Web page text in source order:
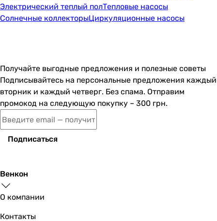
Электрический теплый полТепловые насосы
Солнечные коллекторыЦиркуляционные насосы
Получайте выгодные предложения и полезные советы
Подписывайтесь на персональные предложения каждый
вторник и каждый четверг. Без спама. Отправим
промокод на следующую покупку – 300 грн.
Подписаться
Венкон
О компании
Контакты